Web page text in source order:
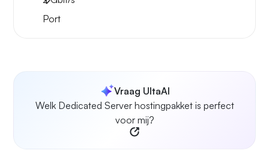
Port
Vraag UltaAI
Welk Dedicated Server hostingpakket is perfect
voor mij?